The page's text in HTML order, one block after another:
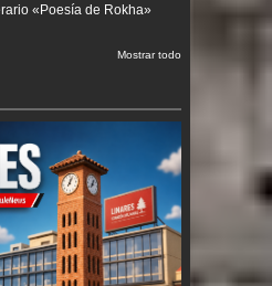
«Poesía de Rokha»
Mostrar todo